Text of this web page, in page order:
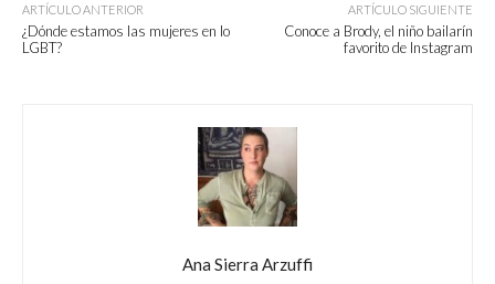
ARTÍCULO ANTERIOR
¿Dónde estamos las mujeres en lo
LGBT?
ARTÍCULO SIGUIENTE
Conoce a Brody, el niño bailarín
favorito de Instagram
Ana Sierra Arzuffi